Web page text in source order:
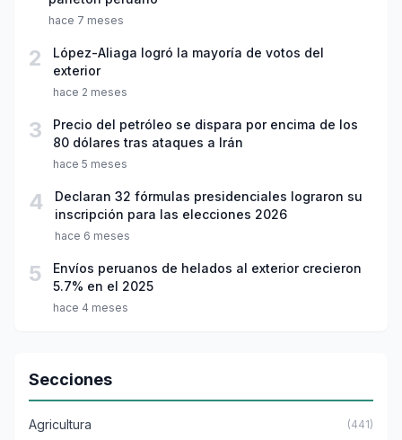
hace 7 meses
2
López-Aliaga logró la mayoría de votos del
exterior
hace 2 meses
3
Precio del petróleo se dispara por encima de los
80 dólares tras ataques a Irán
hace 5 meses
4
Declaran 32 fórmulas presidenciales lograron su
inscripción para las elecciones 2026
hace 6 meses
5
Envíos peruanos de helados al exterior crecieron
5.7% en el 2025
hace 4 meses
Secciones
Agricultura (441)